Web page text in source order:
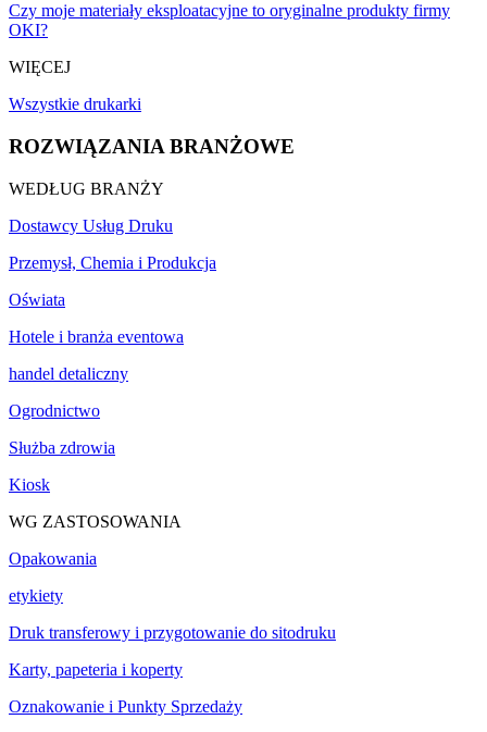
Czy moje materiały eksploatacyjne to oryginalne produkty firmy
OKI?
WIĘCEJ
Wszystkie drukarki
ROZWIĄZANIA BRANŻOWE
WEDŁUG BRANŻY
Dostawcy Usług Druku
Przemysł, Chemia i Produkcja
Oświata
Hotele i branża eventowa
handel detaliczny
Ogrodnictwo
Służba zdrowia
Kiosk
WG ZASTOSOWANIA
Opakowania
etykiety
Druk transferowy i przygotowanie do sitodruku
Karty, papeteria i koperty
Oznakowanie i Punkty Sprzedaży